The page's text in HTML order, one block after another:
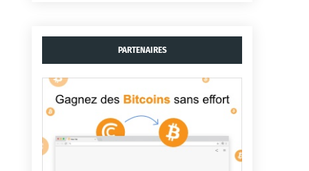
PARTENAIRES